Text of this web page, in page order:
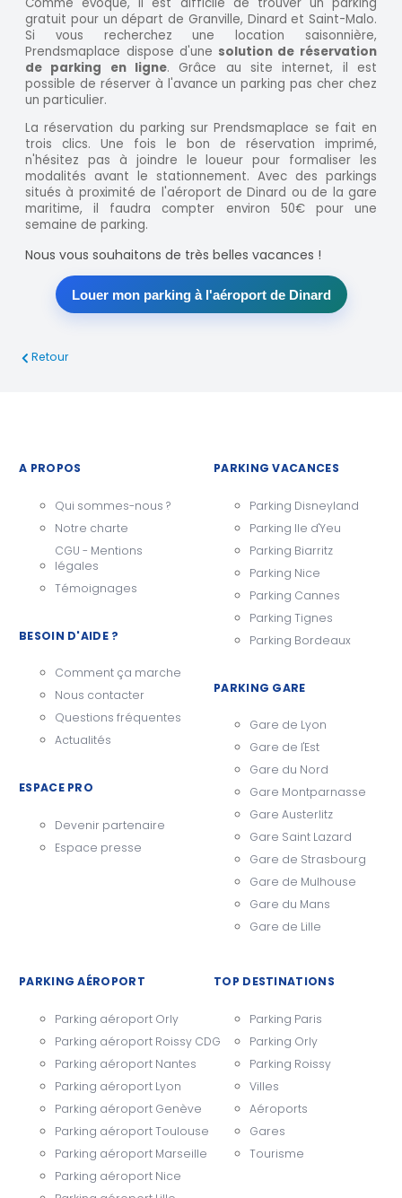
gratuit pour un départ de Granville, Dinard et Saint-Malo.
Si vous recherchez une location saisonnière,
Prendsmaplace dispose d'une solution de réservation
de parking en ligne. Grâce au site internet, il est
possible de réserver à l'avance un parking pas cher chez
un particulier.
La réservation du parking sur Prendsmaplace se fait en
trois clics. Une fois le bon de réservation imprimé,
n'hésitez pas à joindre le loueur pour formaliser les
modalités avant le stationnement. Avec des parkings
situés à proximité de l'aéroport de Dinard ou de la gare
maritime, il faudra compter environ 50€ pour une
semaine de parking.
Nous vous souhaitons de très belles vacances !
Louer mon parking à l'aéroport de Dinard
Retour
A PROPOS
Qui sommes-nous ?
Notre charte
CGU - Mentions
légales
Témoignages
BESOIN D'AIDE ?
Comment ça marche
Nous contacter
Questions fréquentes
Actualités
ESPACE PRO
Devenir partenaire
Espace presse
PARKING VACANCES
Parking Disneyland
Parking Ile d'Yeu
Parking Biarritz
Parking Nice
Parking Cannes
Parking Tignes
Parking Bordeaux
PARKING GARE
Gare de Lyon
Gare de l'Est
Gare du Nord
Gare Montparnasse
Gare Austerlitz
Gare Saint Lazard
Gare de Strasbourg
Gare de Mulhouse
Gare du Mans
Gare de Lille
PARKING AÉROPORT
Parking aéroport Orly
Parking aéroport Roissy CDG
Parking aéroport Nantes
Parking aéroport Lyon
Parking aéroport Genève
Parking aéroport Toulouse
Parking aéroport Marseille
Parking aéroport Nice
TOP DESTINATIONS
Parking Paris
Parking Orly
Parking Roissy
Villes
Aéroports
Gares
Tourisme